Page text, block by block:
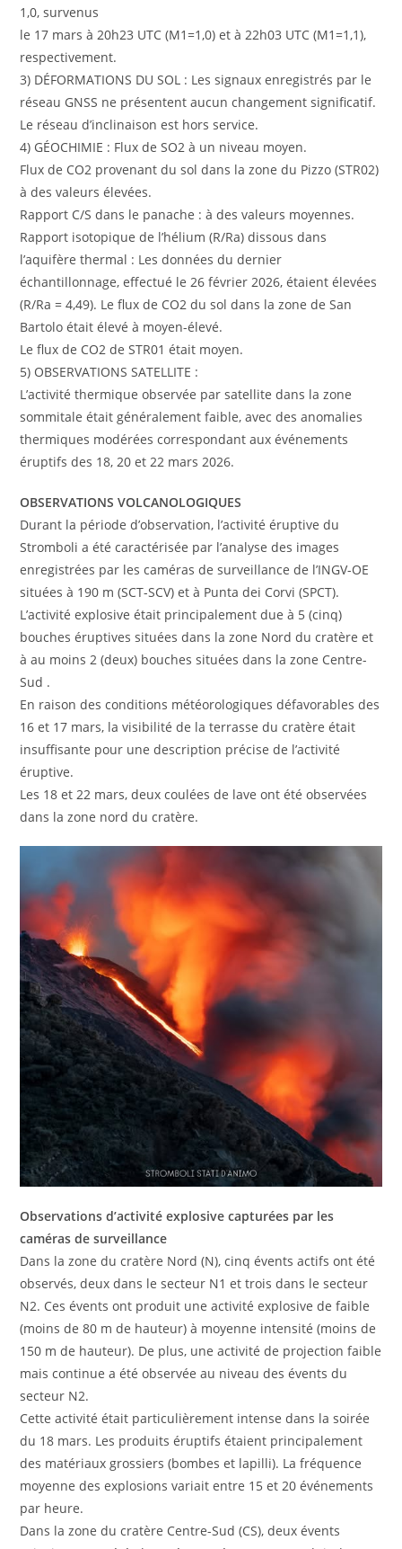
1,0, survenus
le 17 mars à 20h23 UTC (M1=1,0) et à 22h03 UTC (M1=1,1),
respectivement.
3) DÉFORMATIONS DU SOL : Les signaux enregistrés par le
réseau GNSS ne présentent aucun changement significatif.
Le réseau d’inclinaison est hors service.
4) GÉOCHIMIE : Flux de SO2 à un niveau moyen.
Flux de CO2 provenant du sol dans la zone du Pizzo (STR02)
à des valeurs élevées.
Rapport C/S dans le panache : à des valeurs moyennes.
Rapport isotopique de l’hélium (R/Ra) dissous dans
l’aquifère thermal : Les données du dernier
échantillonnage, effectué le 26 février 2026, étaient élevées
(R/Ra = 4,49). Le flux de CO2 du sol dans la zone de San
Bartolo était élevé à moyen-élevé.
Le flux de CO2 de STR01 était moyen.
5) OBSERVATIONS SATELLITE :
L’activité thermique observée par satellite dans la zone
sommitale était généralement faible, avec des anomalies
thermiques modérées correspondant aux événements
éruptifs des 18, 20 et 22 mars 2026.
OBSERVATIONS VOLCANOLOGIQUES
Durant la période d’observation, l’activité éruptive du
Stromboli a été caractérisée par l’analyse des images
enregistrées par les caméras de surveillance de l’INGV-OE
situées à 190 m (SCT-SCV) et à Punta dei Corvi (SPCT).
L’activité explosive était principalement due à 5 (cinq)
bouches éruptives situées dans la zone Nord du cratère et
à au moins 2 (deux) bouches situées dans la zone Centre-
Sud .
En raison des conditions météorologiques défavorables des
16 et 17 mars, la visibilité de la terrasse du cratère était
insuffisante pour une description précise de l’activité
éruptive.
Les 18 et 22 mars, deux coulées de lave ont été observées
dans la zone nord du cratère.
Observations d’activité explosive capturées par les
caméras de surveillance
Dans la zone du cratère Nord (N), cinq évents actifs ont été
observés, deux dans le secteur N1 et trois dans le secteur
N2. Ces évents ont produit une activité explosive de faible
(moins de 80 m de hauteur) à moyenne intensité (moins de
150 m de hauteur). De plus, une activité de projection faible
mais continue a été observée au niveau des évents du
secteur N2.
Cette activité était particulièrement intense dans la soirée
du 18 mars. Les produits éruptifs étaient principalement
des matériaux grossiers (bombes et lapilli). La ​​fréquence
moyenne des explosions variait entre 15 et 20 événements
par heure.
Dans la zone du cratère Centre-Sud (CS), deux évents